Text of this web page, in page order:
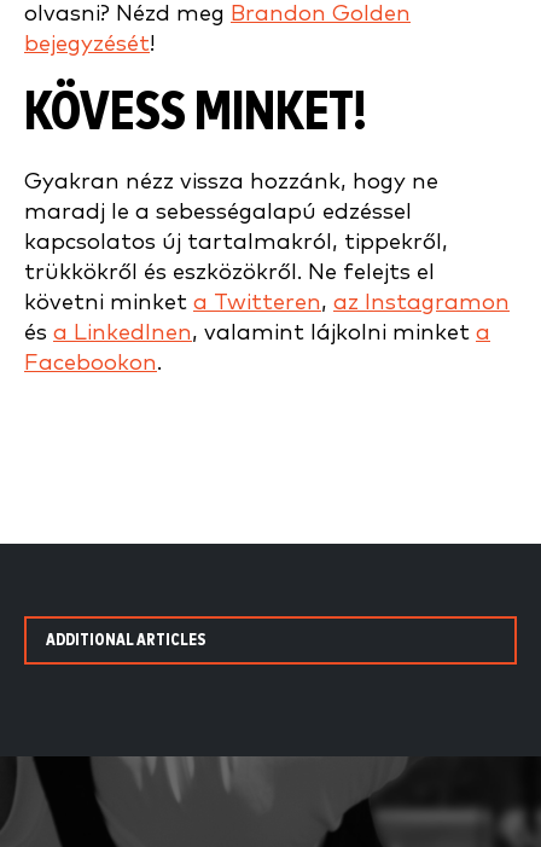
olvasni? Nézd meg Brandon Golden
bejegyzését!
KÖVESS MINKET!
Gyakran nézz vissza hozzánk, hogy ne
maradj le a sebességalapú edzéssel
kapcsolatos új tartalmakról, tippekről,
trükkökről és eszközökről. Ne felejts el
követni minket a Twitteren, az Instagramon
és a LinkedInen, valamint lájkolni minket a
Facebookon.
ADDITIONAL ARTICLES